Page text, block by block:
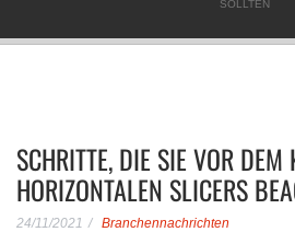
SOLLTEN
SCHRITTE, DIE SIE VOR DEM
HORIZONTALEN SLICERS
24/11/2021 Branchennachrichten